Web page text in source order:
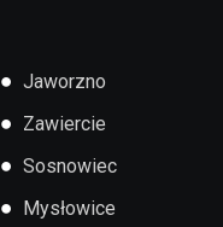
● Jaworzno
● Zawiercie
● Sosnowiec
● Mysłowice